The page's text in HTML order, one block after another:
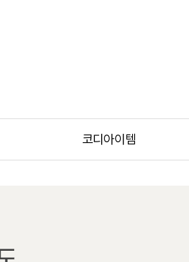
코디아이템